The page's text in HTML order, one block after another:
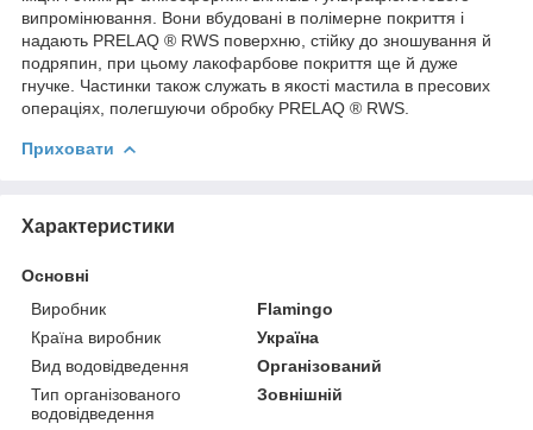
випромінювання. Вони вбудовані в полімерне покриття і
надають PRELAQ ® RWS поверхню, стійку до зношування й
подряпин, при цьому лакофарбове покриття ще й дуже
гнучке. Частинки також служать в якості мастила в пресових
операціях, полегшуючи обробку PRELAQ ® RWS.
Приховати
Характеристики
Основні
Виробник
Flamingo
Країна виробник
Україна
Вид водовідведення
Організований
Тип організованого
водовідведення
Зовнішній